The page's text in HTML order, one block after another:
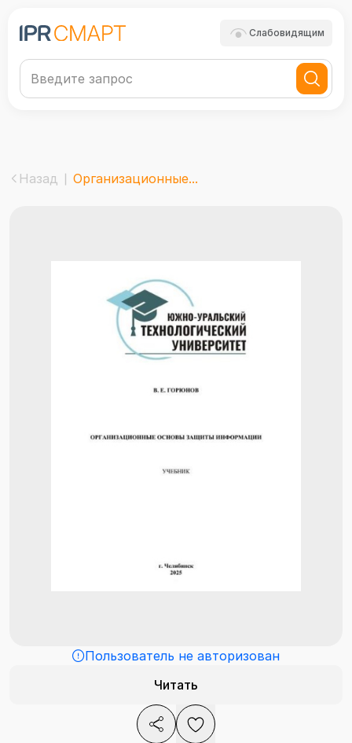
Слабовидящим
Назад Организационные...
Пользователь не авторизован
Читать